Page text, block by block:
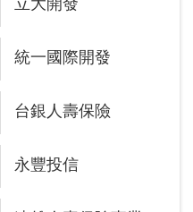
立大開發
統一國際開發
台銀人壽保險
永豐投信